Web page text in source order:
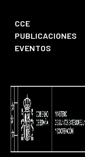
CCE
PUBLICACIONES
EVENTOS